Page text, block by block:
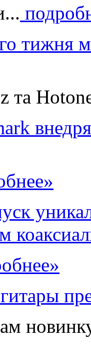
тижня
та